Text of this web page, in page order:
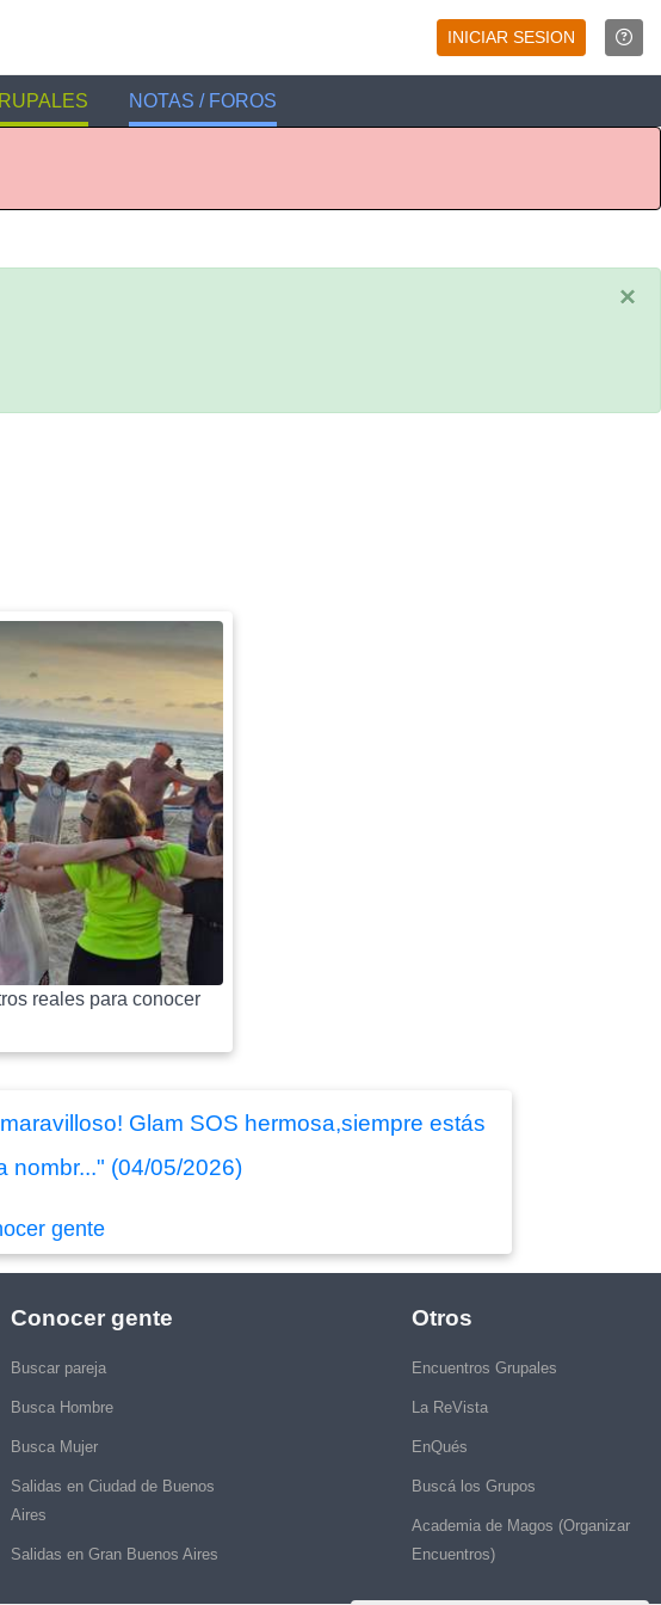
INICIAR SESION
NOTAS / FOROS
×
reales para conocer
Glam SOS hermosa,siempre estás
nombr..." (04/05/2026)
gente
Conocer gente
Buscar pareja
Busca Hombre
Busca Mujer
Salidas en Ciudad de Buenos
Aires
Salidas en Gran Buenos Aires
Otros
Encuentros Grupales
La ReVista
EnQués
Buscá los Grupos
Academia de Magos (Organizar
Encuentros)